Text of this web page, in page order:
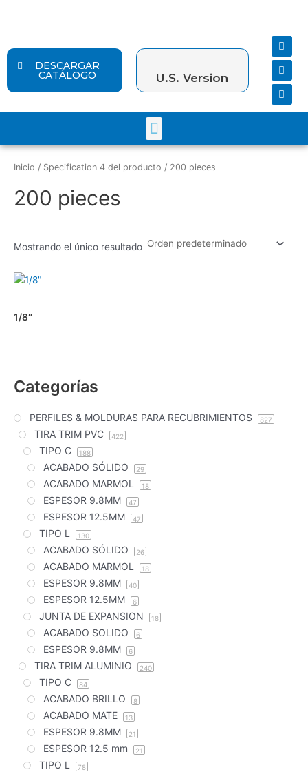
DESCARGAR
CATÁLOGO U.S. Version
F
a
c
e
b
o
o
k
Y
o
u
t
u
b
e
I
n
s
t
a
g
r
a
Menu
Categorías
PERFILES & MOLDURAS PARA RECUBRIMIENTOS 827
TIRA TRIM PVC 422
TIPO C 188
ACABADO SÓLIDO 29
ACABADO MARMOL 18
ESPESOR 9.8MM 47
ESPESOR 12.5MM 47
TIPO L 130
ACABADO SÓLIDO 26
ACABADO MARMOL 18
ESPESOR 9.8MM 40
ESPESOR 12.5MM 6
JUNTA DE EXPANSION 18
ACABADO SOLIDO 6
ESPESOR 9.8MM 6
TIRA TRIM ALUMINIO 240
TIPO C 84
ACABADO BRILLO 8
ACABADO MATE 13
ESPESOR 9.8MM 21
ESPESOR 12.5 mm 21
TIPO L 78
Inicio / Specification 4 del producto / 200 pieces
200 pieces
Mostrando el único resultado
1/8″